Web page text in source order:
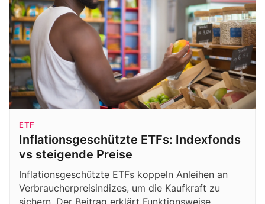
ETF
Inflationsgeschützte ETFs: Indexfonds
vs steigende Preise
Inflationsgeschützte ETFs koppeln Anleihen an
Verbraucherpreisindizes, um die Kaufkraft zu